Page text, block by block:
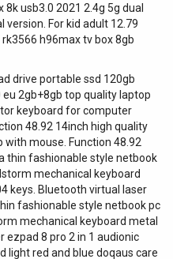
usb3.0 2021 2.4g 5g dual
version. For kid adult 12.79
h96max tv box 8gb
drive portable ssd 120gb
2gb+8gb top quality laptop
keyboard for computer
48.92 14inch high quality
with mouse. Function 48.92
thin fashionable style netbook
mechanical keyboard
keys. Bluetooth virtual laser
fashionable style netbook pc
mechanical keyboard metal
ezpad 8 pro 2 in 1 audionic
light red and blue doqaus care